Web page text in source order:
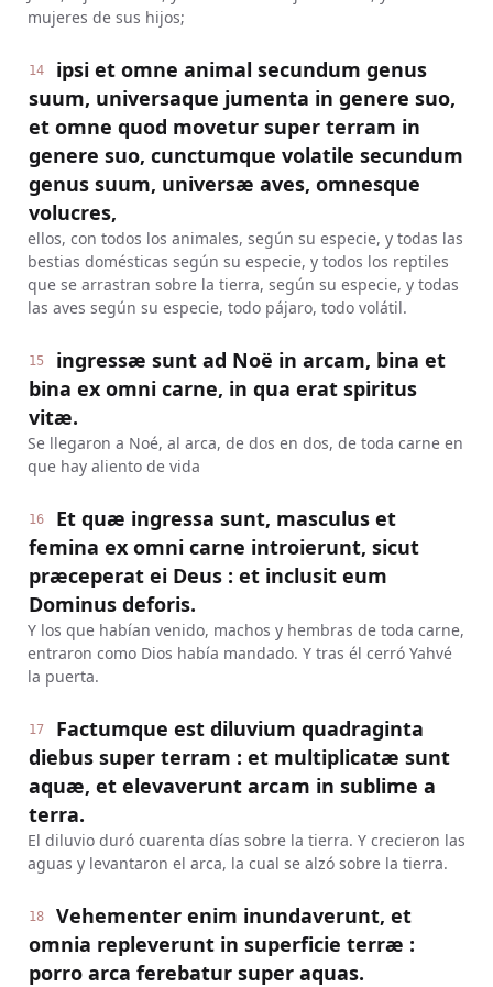
mujeres de sus hijos;
14
ipsi et omne animal secundum genus
suum, universaque jumenta in genere suo,
et omne quod movetur super terram in
genere suo, cunctumque volatile secundum
genus suum, universæ aves, omnesque
volucres,
ellos, con todos los animales, según su especie, y todas las
bestias domésticas según su especie, y todos los reptiles
que se arrastran sobre la tierra, según su especie, y todas
las aves según su especie, todo pájaro, todo volátil.
15
ingressæ sunt ad Noë in arcam, bina et
bina ex omni carne, in qua erat spiritus
vitæ.
Se llegaron a Noé, al arca, de dos en dos, de toda carne en
que hay aliento de vida
16
Et quæ ingressa sunt, masculus et
femina ex omni carne introierunt, sicut
præceperat ei Deus : et inclusit eum
Dominus deforis.
Y los que habían venido, machos y hembras de toda carne,
entraron como Dios había mandado. Y tras él cerró Yahvé
la puerta.
17
Factumque est diluvium quadraginta
diebus super terram : et multiplicatæ sunt
aquæ, et elevaverunt arcam in sublime a
terra.
El diluvio duró cuarenta días sobre la tierra. Y crecieron las
aguas y levantaron el arca, la cual se alzó sobre la tierra.
18
Vehementer enim inundaverunt, et
omnia repleverunt in superficie terræ :
porro arca ferebatur super aquas.